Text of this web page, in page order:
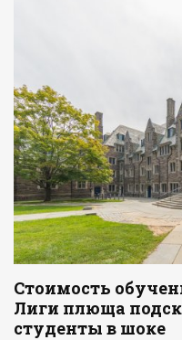
Стоимость
Лиги плюща
студенты в шоке